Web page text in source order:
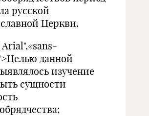
русской
Церкви.
данной
изучение
сущности